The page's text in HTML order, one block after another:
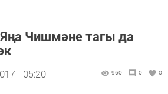
Чишмәне тагы да
- 05:20 960 0 0